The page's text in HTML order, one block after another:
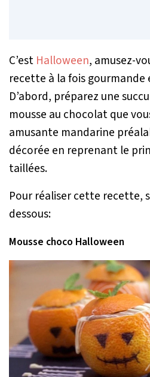
C’est Halloween, amusez-
recette à la fois
D’abord, préparez une
mousse au chocolat que
amusante mandarine
décorée en reprenant le
taillées.
Pour réaliser cette recette,
dessous:
Mousse choco Halloween